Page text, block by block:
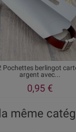
Pochettes berlingot
argent avec...
0,95 €
même